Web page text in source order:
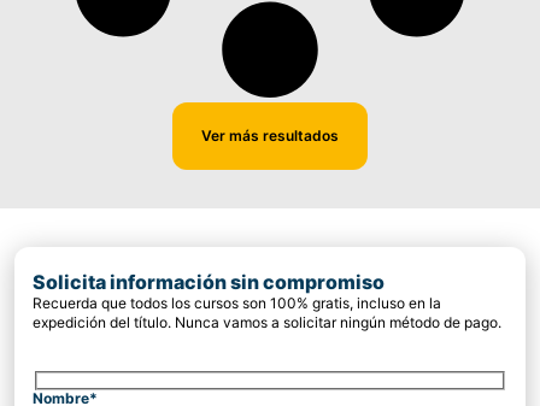
Ver más resultados
Solicita información sin compromiso
Recuerda que todos los cursos son 100% gratis, incluso en la
expedición del título. Nunca vamos a solicitar ningún método de pago.
Nombre*